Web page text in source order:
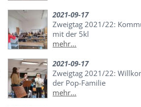
2021-09-17
Zweigtag 2021/22:
mit der 5kl
mehr...
2021-09-17
Zweigtag 2021/22:
der Pop-Familie
mehr...